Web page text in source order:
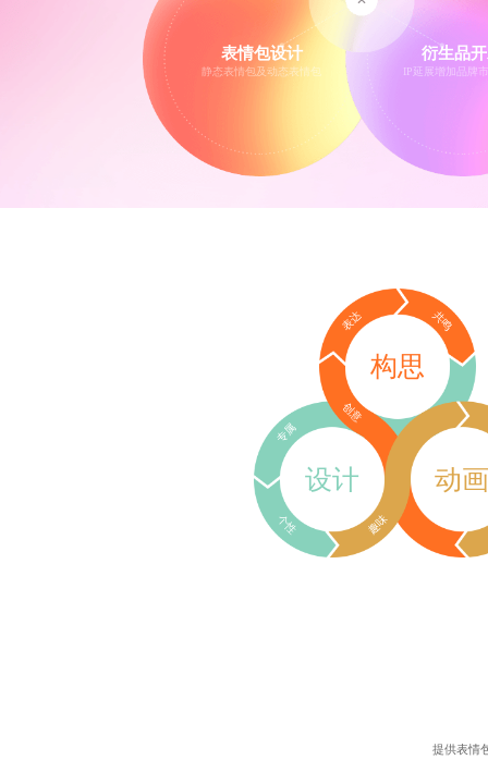
表情包设计
静态表情包及动态表情包
衍生品
IP延展增加品牌
构思
表达 共鸣
创意
设计
专属
个性 趣味
动
提供表情